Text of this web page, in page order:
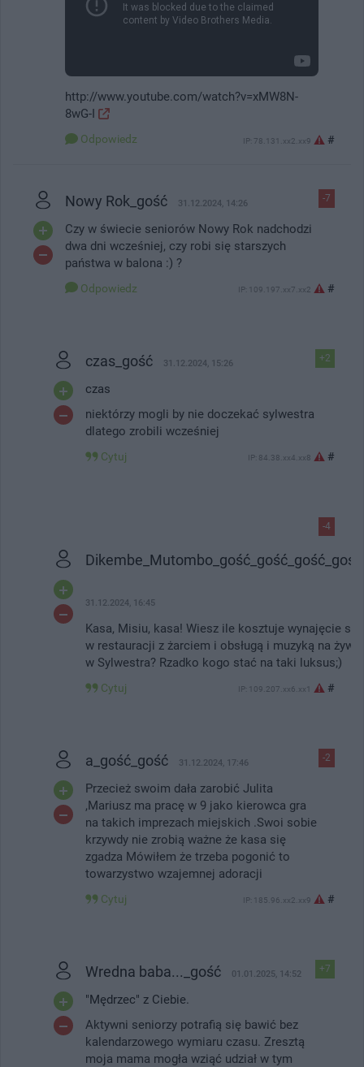
http://www.youtube.com/watch?v=xMW8N-
8wG-I
Odpowiedz IP: 78.131.xx2.xx9 #
-7
Nowy Rok_gość 31.12.2024, 14:26
Czy w świecie seniorów Nowy Rok nadchodzi
dwa dni wcześniej, czy robi się starszych
państwa w balona :) ?
Odpowiedz IP: 109.197.xx7.xx2 #
+2
czas_gość 31.12.2024, 15:26
czas
niektórzy mogli by nie doczekać sylwestra
dlatego zrobili wcześniej
Cytuj IP: 84.38.xx4.xx8 #
-4
Dikembe_Mutombo_gość_gość_gość_gość
31.12.2024, 16:45
Kasa, Misiu, kasa! Wiesz ile kosztuje wynajęcie sali
w restauracji z żarciem i obsługą i muzyką na żywo
w Sylwestra? Rzadko kogo stać na taki luksus;)
Cytuj IP: 109.207.xx6.xx1 #
-2
a_gość_gość 31.12.2024, 17:46
Przecież swoim dała zarobić Julita
,Mariusz ma pracę w 9 jako kierowca gra
na takich imprezach miejskich .Swoi sobie
krzywdy nie zrobią ważne że kasa się
zgadza Mówiłem że trzeba pogonić to
towarzystwo wzajemnej adoracji
Cytuj IP: 185.96.xx2.xx9 #
+7
Wredna baba..._gość 01.01.2025, 14:52
"Mędrzec" z Ciebie.
Aktywni seniorzy potrafią się bawić bez
kalendarzowego wymiaru czasu. Zresztą
moja mama mogła wziąć udział w tym